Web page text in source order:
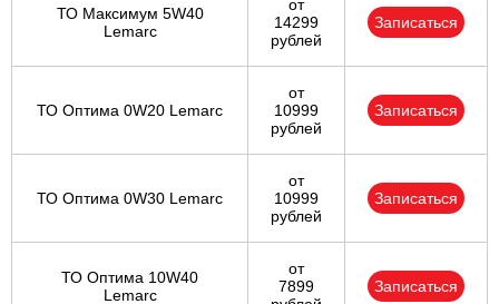
ТО Максимум 5W40
Lemarc
от
14299
рублей
Записаться
ТО Оптима 0W20 Lemarc
от
10999
рублей
Записаться
ТО Оптима 0W30 Lemarc
от
10999
рублей
Записаться
ТО Оптима 10W40
Lemarc
от
7899
Записаться